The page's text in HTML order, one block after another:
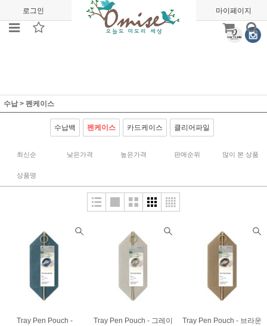
로그인 회원가입 주문조회 마이페이지
수납 > 펜케이스
수납백 펜케이스 카드케이스 클리어파일
최신순 낮은가격 높은가격 판매순위 많이 본 상품
상품명
Tray Pen Pouch -
Tray Pen Pouch - 그레이
Tray Pen Pouch - 브라운